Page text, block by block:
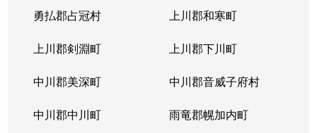
勇払郡占冠村 上川郡和寒町
上川郡剣淵町 上川郡下川町
中川郡美深町 中川郡音威子府村
中川郡中川町 雨竜郡幌加内町